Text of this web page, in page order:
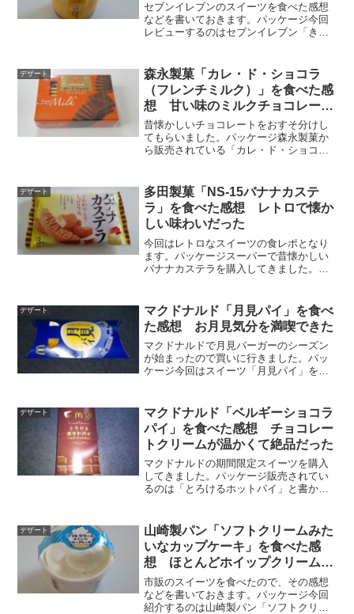
セブンイレブンのスイーツを食べた感想
などを書いておきます。パッケージ今回
レビューするのはセブンイレブン「きみ
に95gで139kcalと書かれていて分かりや
すいです。わ...
デザート
森永製菓「カレ・ド・ショコラ
（フレンチミルク）」を食べた感
想 甘い味のミルクチョコレート
だった
昔懐かしいチョコレートをおすそ分けし
てもらいました。パッケージ森永製菓か
ら販売されている「カレ・ド・ショコラ
場しています。その中でフレンチミルク
はオーソドックスな味でし...
デザート
多田製菓「NS-15バナナカステ
ラ」を食べた感想 レトロで懐か
しい味わいだった
今回はレトロなスイーツの食レポとなり
ます。パッケージスーパーで昔懐かしい
バナナカステラを購入してきました。商
多田製菓、販売者は株式会社エヌエスと
なっております。原材...
デザート
マクドナルド「月見パイ」を食べ
た感想 お月見気分を満喫できた
マクドナルドで月見バーガーのシーズン
が始まったので買いに行きました。パッ
ケージ今回はスイーツ「月見パイ」を
したパッケージとなっています。食べた
感想マクドナルド「月見パイ...
デザート
マクドナルド「ベルギーショコラ
パイ」を食べた感想 チョコレー
トクリームが温かくて絶品だった
マクドナルドの期間限定スイーツを購入
してきました。パッケージ販売されてい
るのは「とろけるホットパイ」と書かれ
があります。チョコレート好きなので、
今回は「ベルギーショコ...
デザート
山崎製パン「ソフトクリームみた
いなカップケーキ」を食べた感
想 ほとんどホイップクリームだ
った
市販のスイーツを食べたので、その感想
などを書いておきます。パッケージ今回
紹介するのは山崎製パン「ソフトクリー